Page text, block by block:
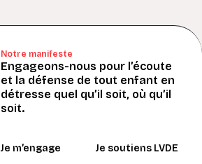
Notre manifeste
Engageons-nous pour l’écoute
et la défense de tout enfant en
détresse quel qu’il soit, où qu’il
soit.
Je m’engage Je soutiens LVDE